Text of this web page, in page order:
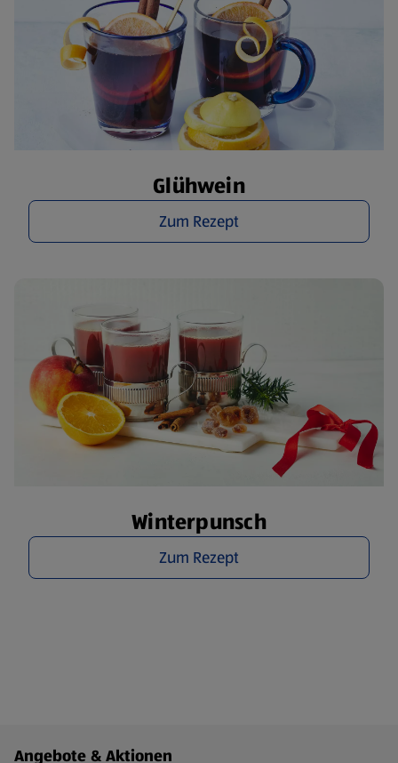
Glühwein
Zum Rezept
Winterpunsch
Zum Rezept
Fußzeilenmenü - weitere Links
Angebote & Aktionen